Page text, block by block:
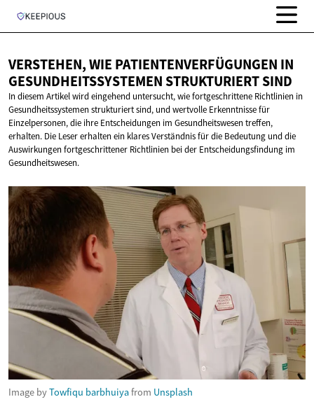
VERSTEHEN, WIE PATIENTENVERFÜGUNGEN IN
GESUNDHEITSSYSTEMEN STRUKTURIERT SIND
In diesem Artikel wird eingehend untersucht, wie fortgeschrittene Richtlinien in
Gesundheitssystemen strukturiert sind, und wertvolle Erkenntnisse für
Einzelpersonen, die ihre Entscheidungen im Gesundheitswesen treffen,
erhalten. Die Leser erhalten ein klares Verständnis für die Bedeutung und die
Auswirkungen fortgeschrittener Richtlinien bei der Entscheidungsfindung im
Gesundheitswesen.
Image byTowfiqu barbhuiyafrom Unsplash